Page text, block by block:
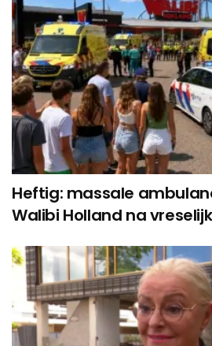
Heftig: massale
Walibi Holland na